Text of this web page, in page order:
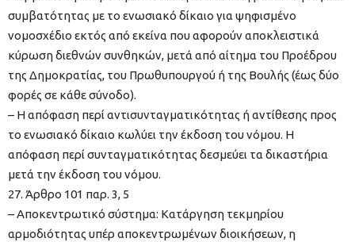
συμβατότητας με το ενωσιακό δίκαιο για ψηφισμένο
νομοσχέδιο εκτός από εκείνα που αφορούν αποκλειστικά
κύρωση διεθνών συνθηκών, μετά από αίτημα του Προέδρου
της Δημοκρατίας, του Πρωθυπουργού ή της Βουλής (έως δύο
φορές σε κάθε σύνοδο).
– Η απόφαση περί αντισυνταγματικότητας ή αντίθεσης προς
το ενωσιακό δίκαιο κωλύει την έκδοση του νόμου. Η
απόφαση περί συνταγματικότητας δεσμεύει τα δικαστήρια
μετά την έκδοση του νόμου.
27. Άρθρο 101 παρ. 3, 5
– Αποκεντρωτικό σύστημα: Κατάργηση τεκμηρίου
αρμοδιότητας υπέρ αποκεντρωμένων διοικήσεων, η